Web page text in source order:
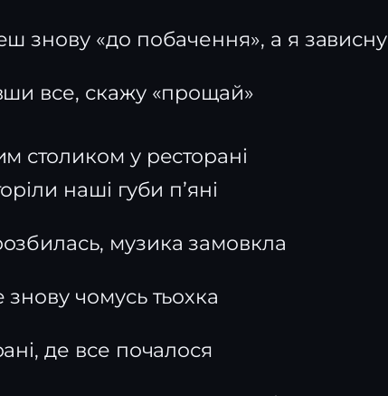
знову «до побачення», а я зависну
все, скажу «прощай»
столиком у ресторані
наші губи пʼяні
музика замовкла
знову чомусь тьохка
де все почалося